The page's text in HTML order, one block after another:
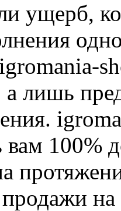
ущерб,
igromania-
лишь
вам 100%